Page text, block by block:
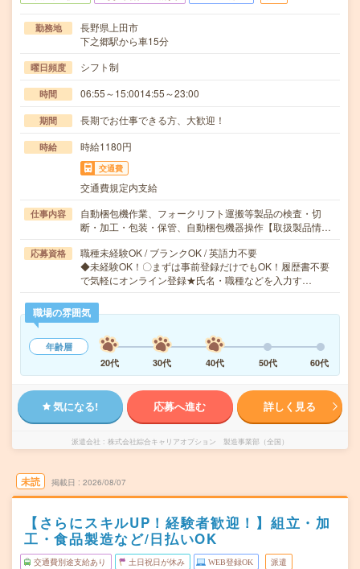
勤務地
長野県上田市
下之郷駅から車15分
曜日頻度 シフト制
時間 06:55～15:0014:55～23:00
期間 長期でお仕事できる方、大歓迎！
時給 時給1180円
交通費
交通費規定内支給
仕事内容
自動梱包機作業、フォークリフト運搬等製品の検査・切
断・加工・包装・保管、自動梱包機器操作【取扱製品情…
応募資格
職種未経験OK / ブランクOK / 英語力不要
◆未経験OK！〇まずは事前登録だけでもOK！履歴書不要
で気軽にオンライン登録★氏名・職種などを入力す…
職場の雰囲気
年齢層
20代
30代 40代 50代 60代
気になる! 応募へ進む 詳しく見る
派遣会社 株式会社綜合キャリアオプション 製造事業部（全国）
未読 掲載日 2026/08/07
【さらにスキルUP！経験者歓迎！】組立・加
工・食品製造など/日払いOK
交通費別途支給あり 土日祝日が休み WEB登録OK 派遣